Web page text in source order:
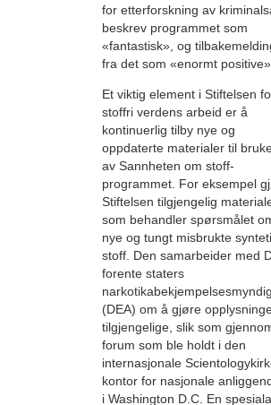
for etterforskning av
beskrev programmet som
«fantastisk», og
fra det som «enormt positive».
Et viktig element i Stiftelsen
stoffri verdens arbeid er å
kontinuerlig tilby nye og
oppdaterte materialer til
av Sannheten om stoff-
programmet. For eksempel
Stiftelsen tilgjengelig
som behandler spørsmålet
nye og tungt misbrukte
stoff. Den samarbeider med
forente staters
(DEA) om å gjøre
tilgjengelige, slik som
forum som ble holdt i den
internasjonale
kontor for nasjonale
i Washington D.C. En